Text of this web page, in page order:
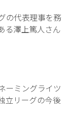
の代表理事を務
る澤上篤人さん
ーミングライツ
立リーグの今後